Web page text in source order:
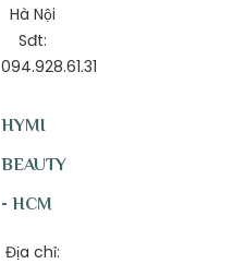
Hà Nội
Sđt:
094.928.61.31
HYMI
BEAUTY
- HCM
Địa chỉ: